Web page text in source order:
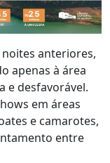
anteriores,
apenas à área
e desfavorável.
em áreas
e camarotes,
entre